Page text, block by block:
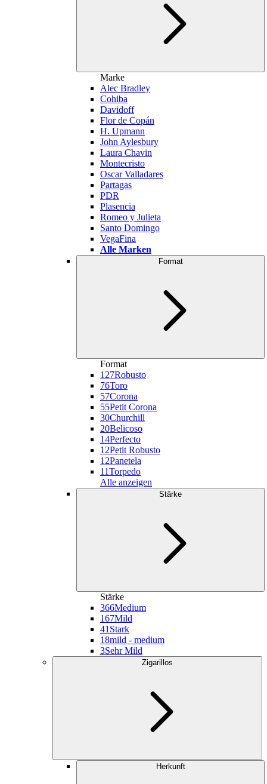
Marke
Alec Bradley
Cohiba
Davidoff
Flor de Copán
H. Upmann
John Aylesbury
Laura Chavin
Montecristo
Oscar Valladares
Partagas
PDR
Plasencia
Romeo y Julieta
Santo Domingo
VegaFina
Alle Marken
Format
Format
127Robusto
76Toro
57Corona
55Petit Corona
30Churchill
20Belicoso
14Perfecto
12Petit Robusto
12Panetela
11Torpedo
Alle anzeigen
Stärke
Stärke
366Medium
167Mild
41 Stark
18mild - medium
3Sehr Mild
Zigarillos
Herkunft